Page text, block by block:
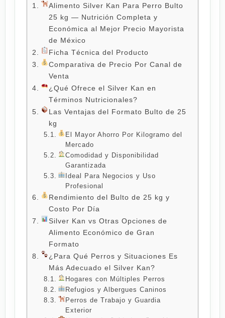
Alimento Silver Kan Para Perro Bulto
25 kg — Nutrición Completa y
Económica al Mejor Precio Mayorista
de México
Ficha Técnica del Producto
Comparativa de Precio Por Canal de
Venta
¿Qué Ofrece el Silver Kan en
Términos Nutricionales?
Las Ventajas del Formato Bulto de 25
kg
El Mayor Ahorro Por Kilogramo del
Mercado
Comodidad y Disponibilidad
Garantizada
Ideal Para Negocios y Uso
Profesional
Rendimiento del Bulto de 25 kg y
Costo Por Día
Silver Kan vs Otras Opciones de
Alimento Económico de Gran
Formato
¿Para Qué Perros y Situaciones Es
Más Adecuado el Silver Kan?
Hogares con Múltiples Perros
Refugios y Albergues Caninos
Perros de Trabajo y Guardia
Exterior